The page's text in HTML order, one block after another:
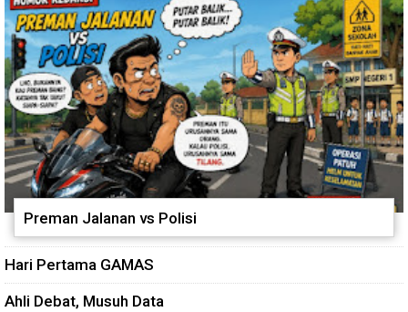
Dirikan Tower Polytank di
Belegen Mulia
Jembatan Garuda
Preman Jalanan vs Polisi
Hari Pertama GAMAS
Ahli Debat, Musuh Data